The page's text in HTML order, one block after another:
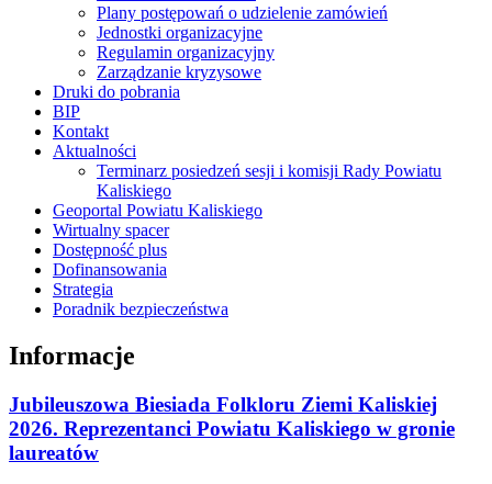
Plany postępowań o udzielenie zamówień
Jednostki organizacyjne
Regulamin organizacyjny
Zarządzanie kryzysowe
Druki do pobrania
BIP
Kontakt
Aktualności
Terminarz posiedzeń sesji i komisji Rady Powiatu
Kaliskiego
Geoportal Powiatu Kaliskiego
Wirtualny spacer
Dostępność plus
Dofinansowania
Strategia
Poradnik bezpieczeństwa
Informacje
Jubileuszowa Biesiada Folkloru Ziemi Kaliskiej
2026. Reprezentanci Powiatu Kaliskiego w gronie
laureatów